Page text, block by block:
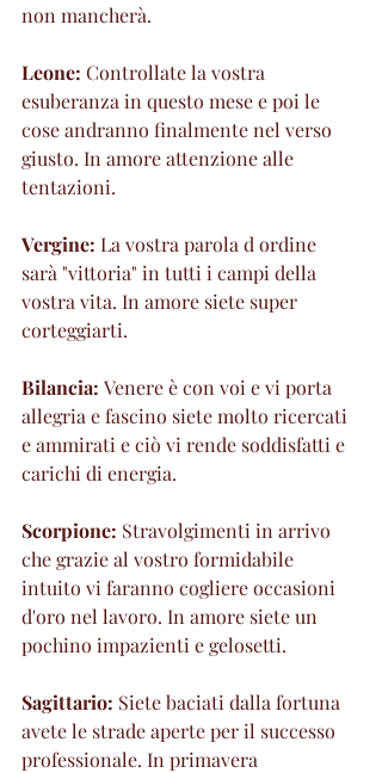
non mancherà.
Leone: Controllate la vostra
esuberanza in questo mese e poi le
cose andranno finalmente nel verso
giusto. In amore attenzione alle
tentazioni.
Vergine: La vostra parola d ordine
sarà "vittoria" in tutti i campi della
vostra vita. In amore siete super
corteggiarti.
Bilancia: Venere è con voi e vi porta
allegria e fascino siete molto ricercati
e ammirati e ciò vi rende soddisfatti e
carichi di energia.
Scorpione: Stravolgimenti in arrivo
che grazie al vostro formidabile
intuito vi faranno cogliere occasioni
d'oro nel lavoro. In amore siete un
pochino impazienti e gelosetti.
Sagittario: Siete baciati dalla fortuna
avete le strade aperte per il successo
professionale. In primavera